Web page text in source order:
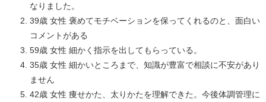
なりました。
39歳 女性 褒めてモチベーションを保ってくれるのと、面白い
コメントがある
59歳 女性 細かく指示を出してもらっている。
35歳 女性 細かいところまで、知識が豊富で相談に不安があり
ません
42歳 女性 痩せかた、太りかたを理解できた。今後体調管理に